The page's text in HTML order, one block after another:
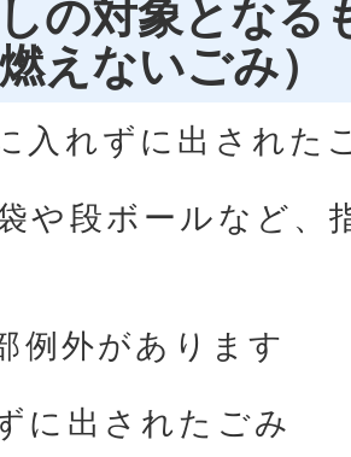
の対象となる
えないごみ）
入れずに出された
や段ボールなど、
例外があります
に出されたごみ